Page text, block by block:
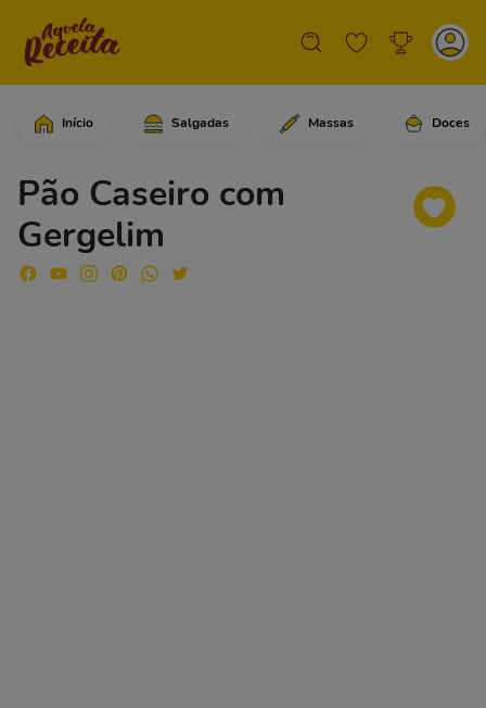
Início Salgadas Massas Doces
Pão Caseiro com
Gergelim
Em uma tigela grande, adicione a